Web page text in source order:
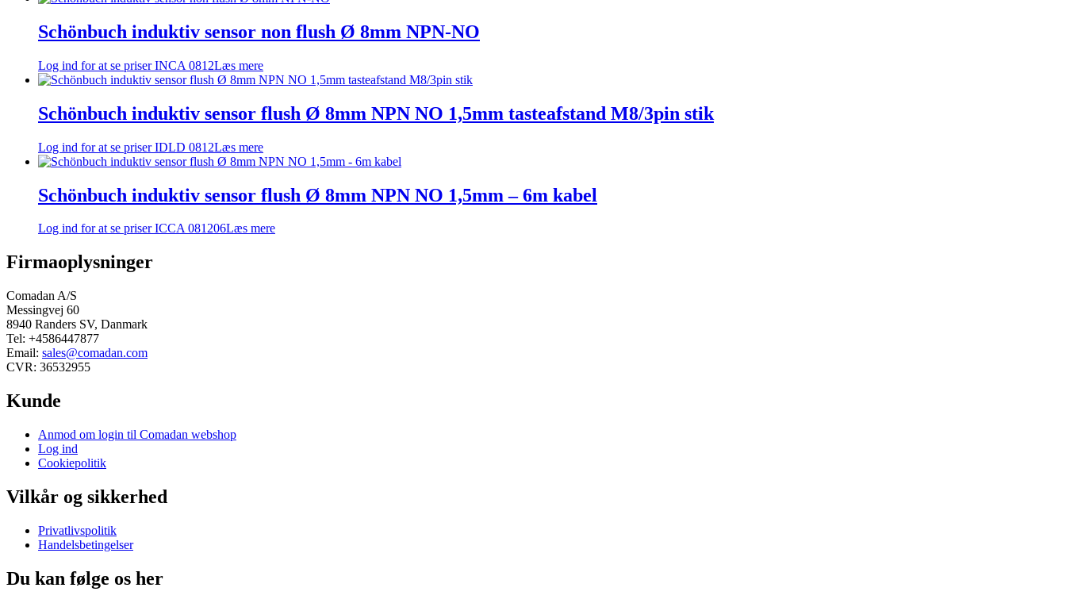
Schönbuch induktiv sensor non flush Ø 8mm NPN-NO
Log ind for at se priserINCA 0812Læs mere
Schönbuch induktiv sensor flush Ø 8mm NPN NO 1,5mm tasteafstand M8/3pin stik
Log ind for at se priserIDLD 0812Læs mere
Schönbuch induktiv sensor flush Ø 8mm NPN NO 1,5mm – 6m kabel
Log ind for at se priserICCA 081206Læs mere
Firmaoplysninger
Comadan A/S
Messingvej 60
8940 Randers SV, Danmark
Tel: +4586447877
Email: sales@comadan.com
CVR: 36532955
Kunde
Main
Menu
Anmod om login til Comadan webshop
Log ind
Cookiepolitik
Vilkår og sikkerhed
Main
Menu
Privatlivspolitik
Handelsbetingelser
Du kan følge os her